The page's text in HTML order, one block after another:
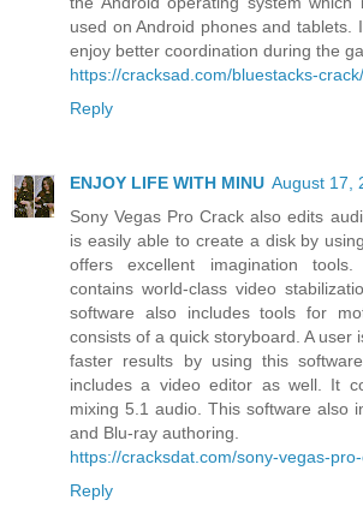
used on Android phones and tablets.
enjoy better coordination during the
https://cracksad.com/bluestacks-crack/
Reply
ENJOY LIFE WITH MINU August 17,
Sony Vegas Pro Crack also edits
is easily able to create a disk by
offers excellent imagination
contains world-class video
software also includes tools for
consists of a quick storyboard. A user
faster results by using this
includes a video editor as well. It
mixing 5.1 audio. This software also
and Blu-ray authoring.
https://cracksdat.com/sony-vegas-
Reply